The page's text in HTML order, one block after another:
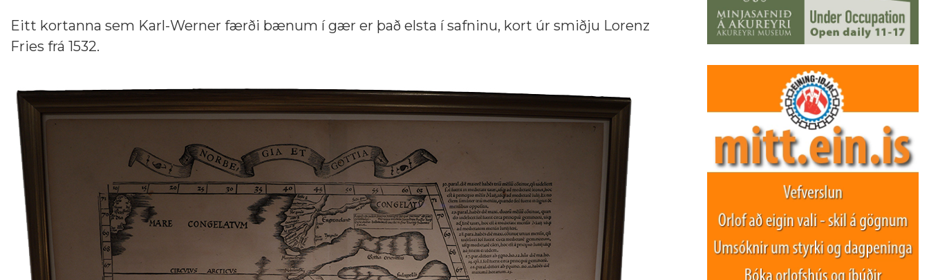
Eitt kortanna sem Karl-Werner færði bænum í gær er það elsta í safninu, kort úr smiðju Lorenz
Fries frá 1532.